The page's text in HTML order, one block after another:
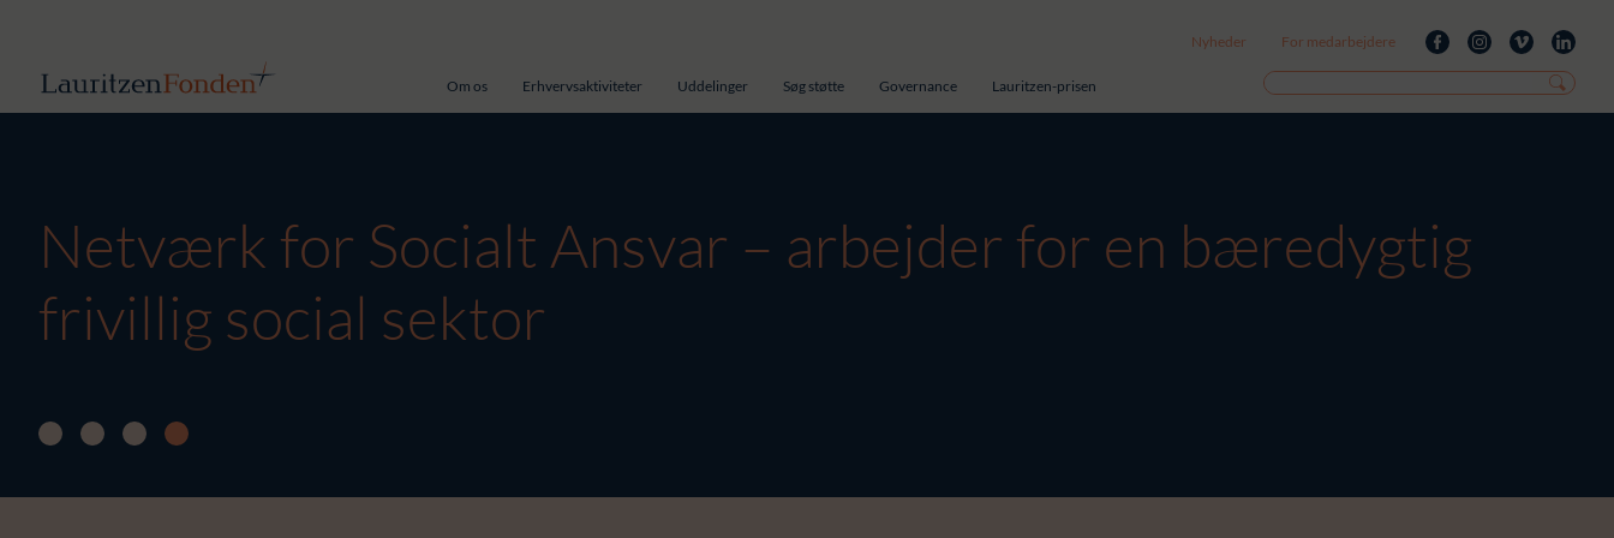
Nyheder For medarbejdere
Om os Erhvervsaktiviteter Uddelinger Søg støtte Governance Lauritzen-prisen
Netværk for Socialt Ansvar – arbejder for en bæredygtig
frivillig social sektor